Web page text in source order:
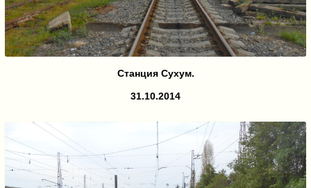
Станция Сухум.
31.10.2014